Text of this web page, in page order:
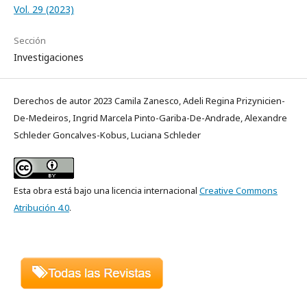
Vol. 29 (2023)
Sección
Investigaciones
Derechos de autor 2023 Camila Zanesco, Adeli Regina Prizynicien-
De-Medeiros, Ingrid Marcela Pinto-Gariba-De-Andrade, Alexandre
Schleder Goncalves-Kobus, Luciana Schleder
Esta obra está bajo una licencia internacional Creative Commons
Atribución 4.0.